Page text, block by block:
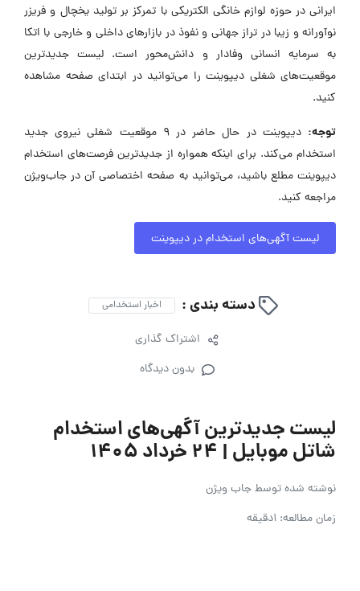
ایرانی در حوزه لوازم خانگی الکتریکی با تمرکز بر تولید یخچال و فریزر
نوآورانه و زیبا در تراز جهانی و نفوذ در بازارهای داخلی و خارجی با اتکا
به سرمایه انسانی وفادار و دانش‌محور است. لیست جدیدترین
موقعیت‌های شغلی دیپوینت را می‌توانید در ابتدای صفحه مشاهده
کنید.
توجه:
دیپوینت در حال حاضر در ۹ موقعیت شغلی نیروی جدید
استخدام می‌کند. برای اینکه همواره از جدیدترین فرصت‌های استخدام
دیپوینت مطلع باشید، می‌توانید به صفحه اختصاصی آن در جاب‌ویژن
مراجعه کنید.
لیست آگهی‌های استخدام در دیپوینت
دسته بندی : اخبار استخدامی
اشتراک گذاری
بدون دیدگاه
لیست جدیدترین آگهی‌های استخدام
شاتل موبایل | ۲۴ خرداد ۱۴۰۵
نوشته شده توسطجاب ویژن
زمان مطالعه: 1دقیقه